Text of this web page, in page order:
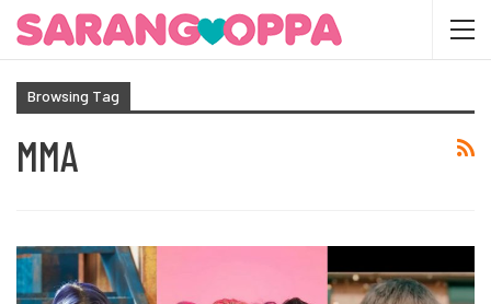
Browsing Tag
MMA